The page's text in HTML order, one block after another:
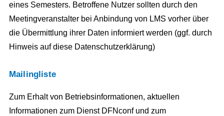
eines Semesters. Betroffene Nutzer sollten durch den
Meetingveranstalter bei Anbindung von LMS vorher über
die Übermittlung ihrer Daten informiert werden (ggf. durch
Hinweis auf diese Datenschutzerklärung)
Mailingliste
Zum Erhalt von Betriebsinformationen, aktuellen
Informationen zum Dienst DFNconf und zum